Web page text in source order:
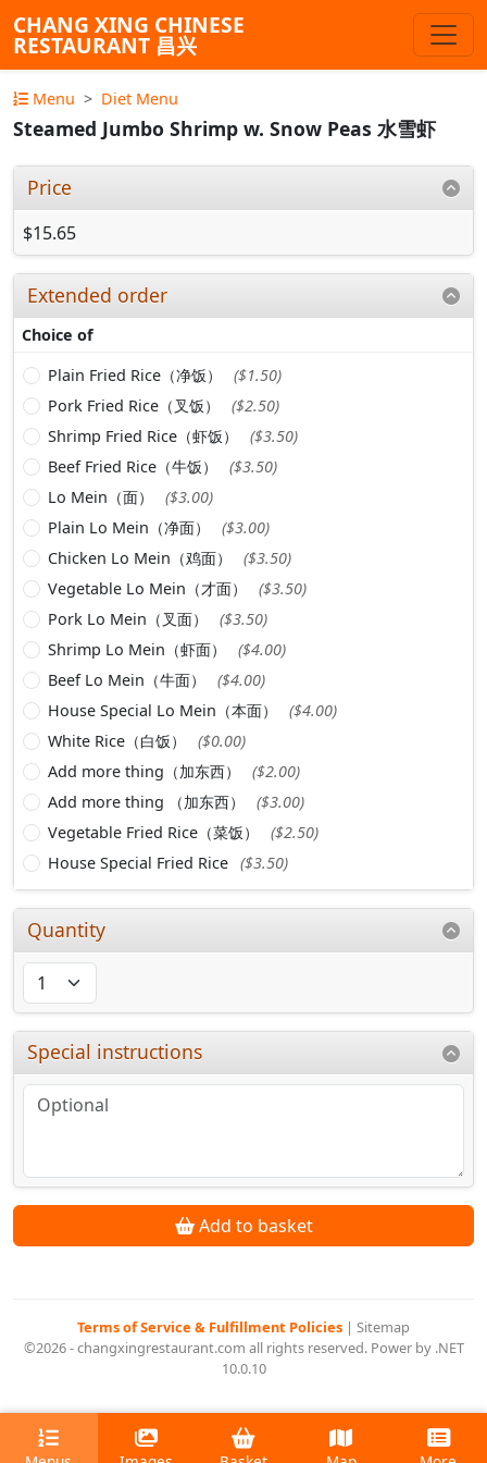
CHANG XING CHINESE
RESTAURANT 昌兴
Menu Diet Menu
Steamed Jumbo Shrimp w. Snow Peas 水雪虾
Price
$15.65
Extended order
Choice of
Plain Fried Rice（净饭）
($1.50)
Pork Fried Rice（叉饭）
($2.50)
Shrimp Fried Rice（虾饭）
($3.50)
Beef Fried Rice（牛饭）
($3.50)
Lo Mein（面）
($3.00)
Plain Lo Mein（净面）
($3.00)
Chicken Lo Mein（鸡面）
($3.50)
Vegetable Lo Mein（才面）
($3.50)
Pork Lo Mein（叉面）
($3.50)
Shrimp Lo Mein（虾面）
($4.00)
Beef Lo Mein（牛面）
($4.00)
House Special Lo Mein（本面）
($4.00)
White Rice（白饭）
($0.00)
Add more thing（加东西）
($2.00)
Add more thing （加东西）
($3.00)
Vegetable Fried Rice（菜饭）
($2.50)
House Special Fried Rice ($3.50)
Quantity
Special instructions
Add to basket
Terms of Service & Fulfillment Policies | Sitemap
©2026 - changxingrestaurant.com all rights reserved. Power by .NET
10.0.10